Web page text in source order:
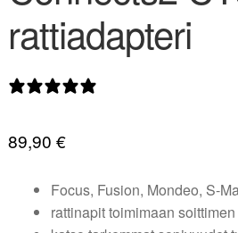
rattiadapteri
89,90 €
Focus, Fusion, Mondeo, S-
rattinapit toimimaan